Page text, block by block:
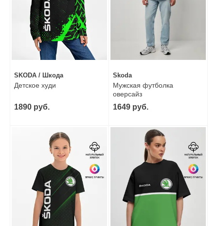
SKODA / Шкода
Детское худи
1890 руб.
Skoda
Мужская футболка
оверсайз
1649 руб.